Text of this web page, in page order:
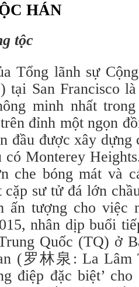
HÁN
tộc
Tổng lãnh sự
tại San Francisco
minh nhất
đỉnh một ngọn
đầu được xây dựng
có Monterey
che bóng mát và
cặp sư tử đá lớn
ấn tượng cho việc
nhân dịp buổi
Quốc (TQ) ở
(罗林泉: La Lâm
điệp đặc biệt’